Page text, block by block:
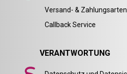
Versand- & Zahlungsarten
Callback Service
VERANTWORTUNG